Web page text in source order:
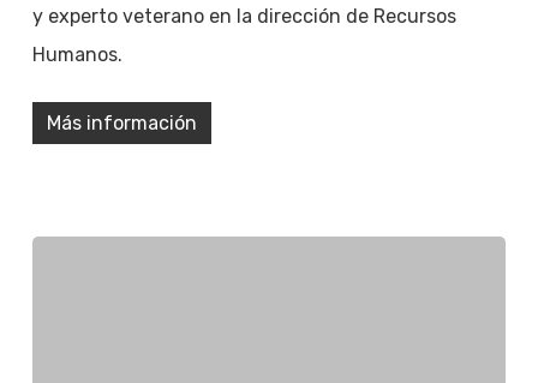
y experto veterano en la dirección de Recursos
Humanos.
Más información